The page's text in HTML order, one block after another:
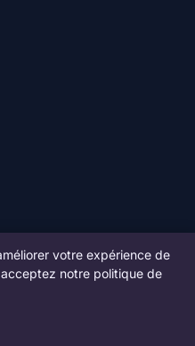
votre expérience de
notre politique de